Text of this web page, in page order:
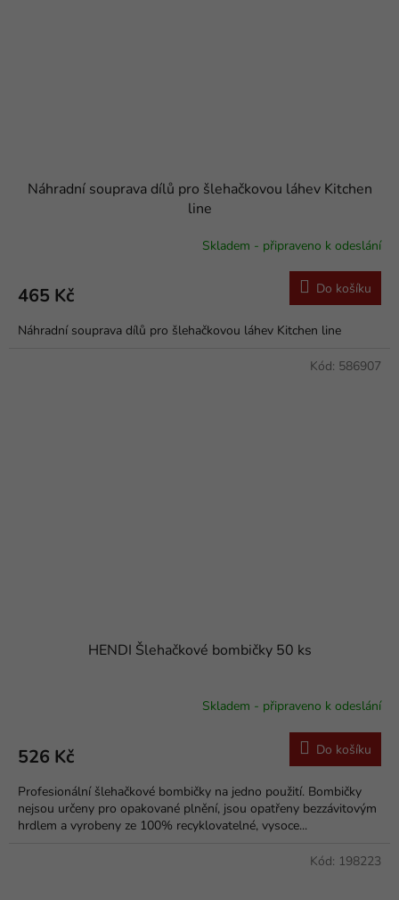
Náhradní souprava dílů pro šlehačkovou láhev Kitchen
line
Skladem - připraveno k odeslání
465 Kč Do košíku
Náhradní souprava dílů pro šlehačkovou láhev Kitchen line
HENDI Šlehačkové bombičky 50 ks
Skladem - připraveno k odeslání
526 Kč Do košíku
Profesionální šlehačkové bombičky na jedno použití. Bombičky
nejsou určeny pro opakované plnění, jsou opatřeny bezzávitovým
hrdlem a vyrobeny ze 100% recyklovatelné, vysoce...
Kód: 586907
Kód: 198223